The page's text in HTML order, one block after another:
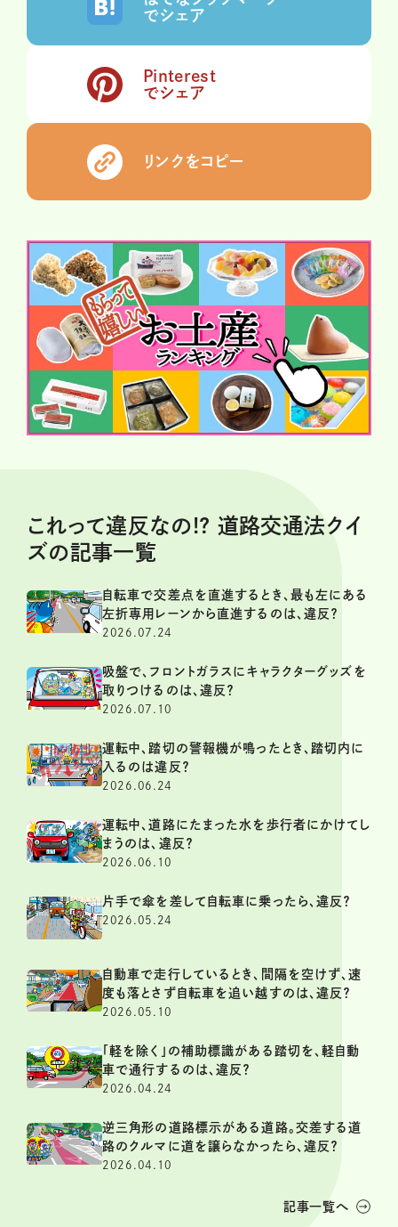
でシェア
Pinterest
でシェア
リンクをコピー
これって違反なの!? 道路交通法クイ
ズの記事一覧
自転車で交差点を直進するとき、最も左にある
左折専用レーンから直進するのは、違反？
2026.07.24
吸盤で、フロントガラスにキャラクターグッズを
取りつけるのは、違反？
2026.07.10
運転中、踏切の警報機が鳴ったとき、踏切内に
入るのは違反？
2026.06.24
運転中、道路にたまった水を歩行者にかけてし
まうのは、違反？
2026.06.10
片手で傘を差して自転車に乗ったら、違反？
2026.05.24
自動車で走行しているとき、間隔を空けず、速
度も落とさず自転車を追い越すのは、違反？
2026.05.10
「軽を除く」の補助標識がある踏切を、軽自動
車で通行するのは、違反？
2026.04.24
逆三角形の道路標示がある道路。交差する道
路のクルマに道を譲らなかったら、違反？
2026.04.10
記事一覧へ